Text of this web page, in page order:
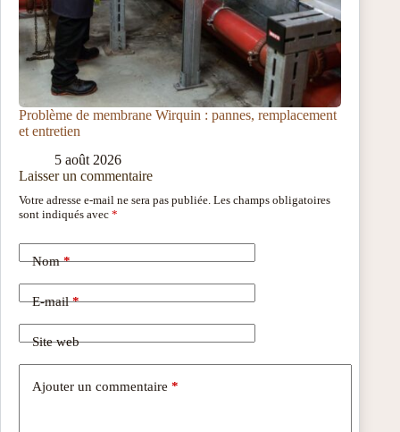
Problème de membrane Wirquin : pannes, remplacement
et entretien
5 août 2026
Laisser un commentaire
Votre adresse e-mail ne sera pas publiée. Les champs obligatoires
sont indiqués avec *
Nom*
E-mail*
Site web
Ajouter un commentaire *